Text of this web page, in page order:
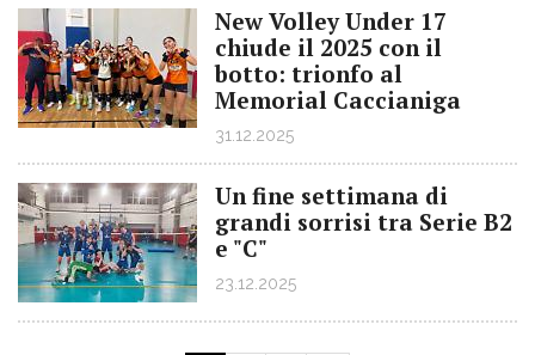
New Volley Under 17
chiude il 2025 con il
botto: trionfo al
Memorial Caccianiga
31.12.2025
Un fine settimana di
grandi sorrisi tra Serie B2
e "C"
23.12.2025